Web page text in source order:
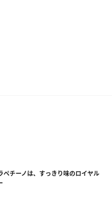
ペチーノは、すっきり味のロイヤル